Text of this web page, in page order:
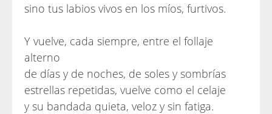
sino tus labios vivos en los míos, furtivos.
Y vuelve, cada siempre, entre el follaje
alterno
de días y de noches, de soles y sombrías
estrellas repetidas, vuelve como el celaje
y su bandada quieta, veloz y sin fatiga.